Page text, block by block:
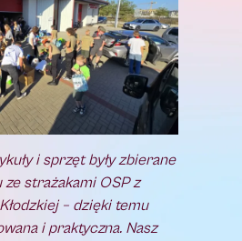
i sprzęt były zbierane
strażakami OSP z
– dzięki temu
i praktyczna. Nasz